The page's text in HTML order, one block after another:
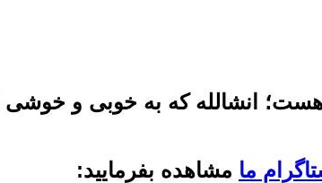
انشالله که به خوبی و خوشی
ما مشاهده بفرمایید: